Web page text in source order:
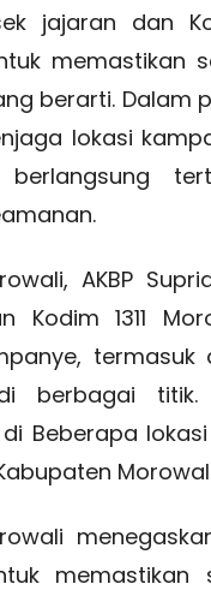
jajaran dan
memastikan
berarti. Dalam
lokasi
berlangsung
AKBP
Kodim 1311
berbagai
Beberapa
memastikan